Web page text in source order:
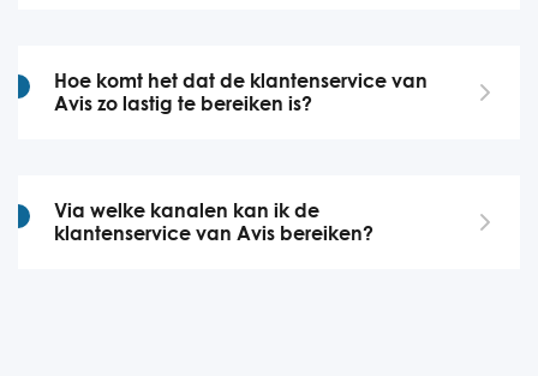
Hoe komt het dat de klantenservice van
Avis zo lastig te bereiken is?
Via welke kanalen kan ik de
klantenservice van Avis bereiken?